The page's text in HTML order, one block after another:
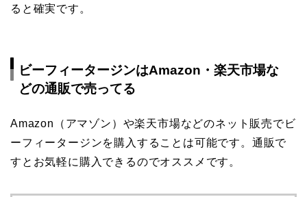
ると確実です。
ビーフィータージンはAmazon・楽天市場な
どの通販で売ってる
Amazon（アマゾン）や楽天市場などのネット販売でビ
ーフィータージンを購入することは可能です。通販で
すとお気軽に購入できるのでオススメです。